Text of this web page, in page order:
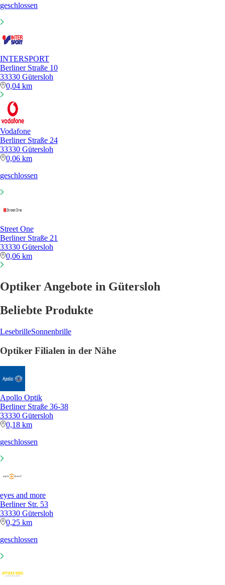
geschlossen
INTERSPORT
Berliner Straße 10
33330 Gütersloh
0,04 km
Vodafone
Berliner Straße 24
33330 Gütersloh
0,06 km
geschlossen
Street One
Berliner Straße 21
33330 Gütersloh
0,06 km
Optiker Angebote in Gütersloh
Beliebte Produkte
LesebrilleSonnenbrille
Optiker Filialen in der Nähe
Apollo Optik
Berliner Straße 36-38
33330 Gütersloh
0,18 km
geschlossen
eyes and more
Berliner Str. 53
33330 Gütersloh
0,25 km
geschlossen